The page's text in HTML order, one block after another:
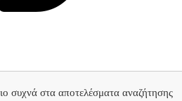
συχνά στα αποτελέσματα αναζήτησης